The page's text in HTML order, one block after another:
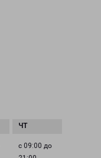
с 09:00 до